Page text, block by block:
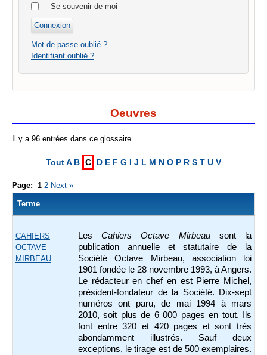
Se souvenir de moi
Mot de passe oublié ?
Identifiant oublié ?
Oeuvres
Il y a 96 entrées dans ce glossaire.
ToutA B C D E F G I J L M N O P R S T U V
Page: 1 2 Next »
Terme
CAHIERS
OCTAVE
MIRBEAU
LesCahiers Octave Mirbeausont la
publication annuelle et statutaire de la
Société Octave Mirbeau, association loi
1901 fondée le 28 novembre 1993, à Angers.
Le rédacteur en chef en est Pierre Michel,
président-fondateur de la Société. Dix-sept
numéros ont paru, de mai 1994 à mars
2010, soit plus de 6 000 pages en tout. Ils
font entre 320 et 420 pages et sont très
abondamment illustrés. Sauf deux
exceptions, le tirage est de 500 exemplaires.